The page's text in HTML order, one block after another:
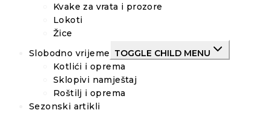
Kvake za vrata i prozore
Lokoti
Žice
Slobodno vrijeme TOGGLE CHILD MENU
Kotlići i oprema
Sklopivi namještaj
Roštilj i oprema
Sezonski artikli